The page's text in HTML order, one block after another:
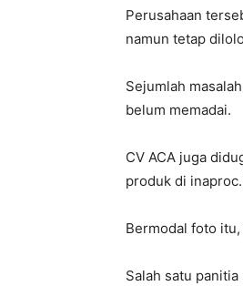
Perusahaan
namun tetap
Sejumlah
belum memadai.
CV ACA juga
produk di
Bermodal foto
Salah satu